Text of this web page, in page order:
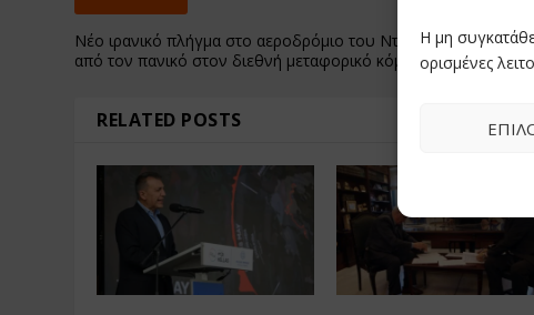
Η μη
ορισμένες
Νέο ιρανικό πλήγμα στο αεροδρόμιο του Ντουμπάι, βίντεο
από τον πανικό στον διεθνή μεταφορικό κόμβο
RELATED POSTS